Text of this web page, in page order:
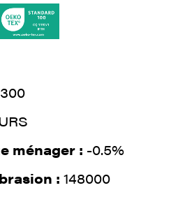
300
ménager : -0.5%
: 148000